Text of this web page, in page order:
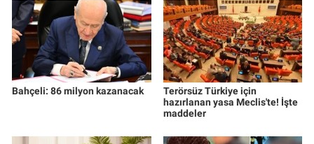
Bahçeli: 86 milyon kazanacak
Terörsüz Türkiye için
hazırlanan yasa Meclis'te! İşte
maddeler